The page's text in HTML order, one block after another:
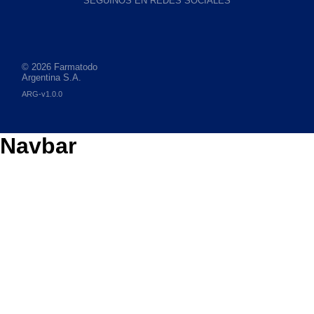
© 2026 Farmatodo
Argentina S.A.
ARG-v1.0.0
Navbar